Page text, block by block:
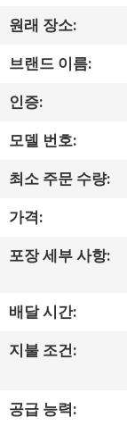
우
리
에
여
공
여
행
원래 장소:
브랜드 이름:
인증:
모델 번호:
최소 주문 수량:
가격:
포장 세부 사항:
배달 시간:
지불 조건:
공급 능력: